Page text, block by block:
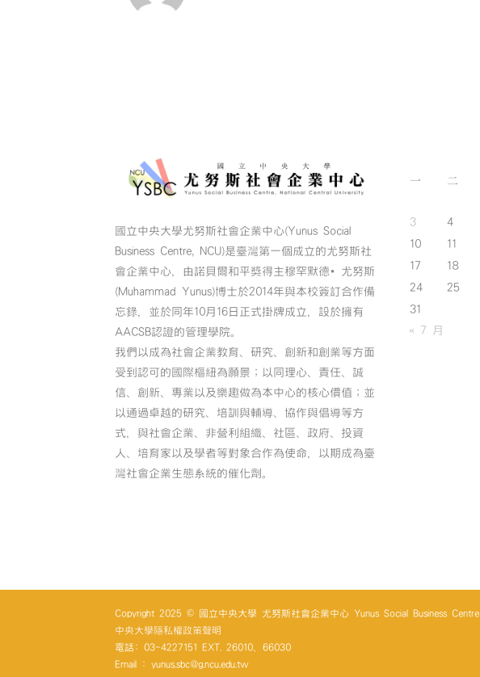
國立中央大學尤努斯社會企業中心(Yunus Social
Business Centre, NCU)是臺灣第一個成立的尤努斯社
會企業中心，由諾貝爾和平獎得主穆罕默德•尤努斯
(Muhammad Yunus)博士於2014年與本校簽訂合作備
忘錄，並於同年10月16日正式掛牌成立，設於擁有
AACSB認證的管理學院。
我們以成為社會企業教育、研究、創新和創業等方面
受到認可的國際樞紐為願景；以同理心、責任、誠
信、創新、專業以及樂趣做為本中心的核心價值；並
以通過卓越的研究、培訓與輔導、協作與倡導等方
式，與社會企業、非營利組織、社區、政府、投資
人、培育家以及學者等對象合作為使命，以期成為臺
灣社會企業生態系統的催化劑。
一 二
3
4
10
11
17
18
24
25
31
« 7 月
Copyright 2025 © 國立中央大學 尤努斯社會企業中心 Yunus Social Business Centre
中央大學隱私權政策聲明
電話: 03-4227151 EXT. 26010、66030
Email : yunus.sbc@g.ncu.edu.tw